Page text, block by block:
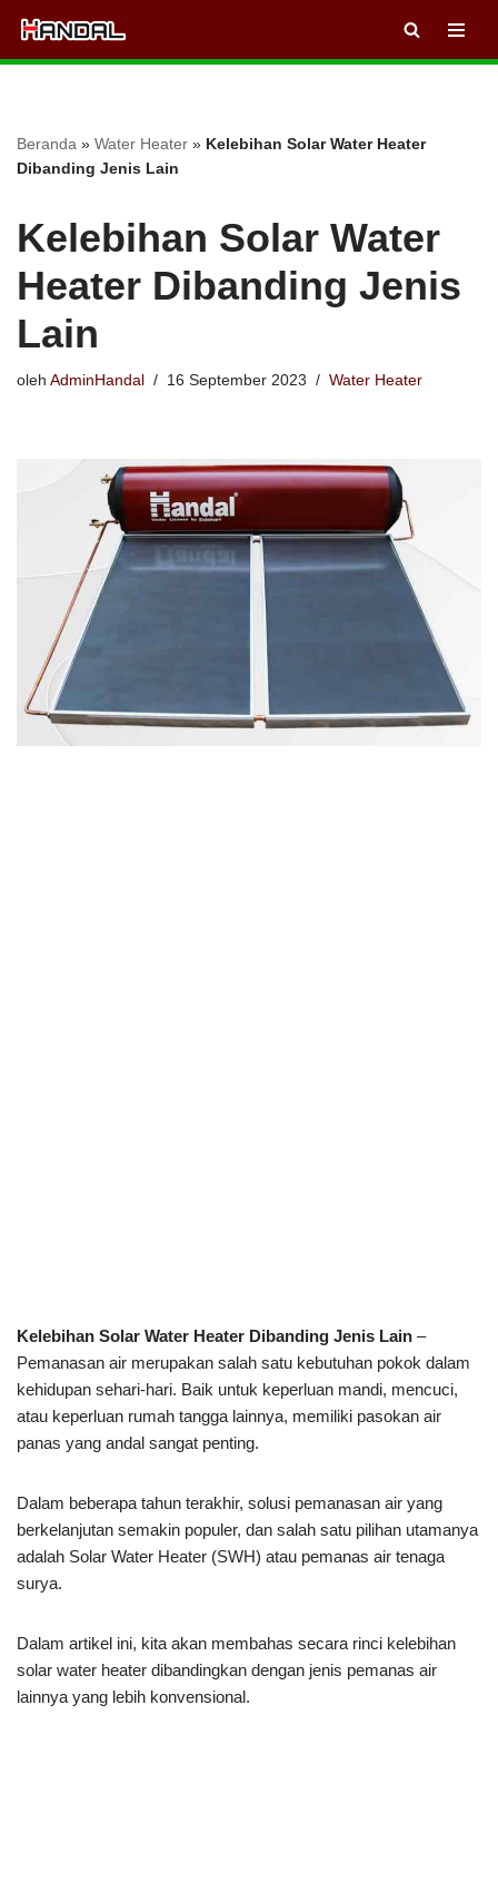
Lompat
Beranda » Water Heater » Kelebihan Solar Water Heater
Dibanding Jenis Lain
Kelebihan Solar Water
Heater Dibanding Jenis
Lain
oleh AdminHandal 16 September 2023 Water Heater
Kelebihan Solar Water Heater Dibanding Jenis Lain –
Pemanasan air merupakan salah satu kebutuhan pokok dalam
kehidupan sehari-hari. Baik untuk keperluan mandi, mencuci,
atau keperluan rumah tangga lainnya, memiliki pasokan air
panas yang andal sangat penting.
Dalam beberapa tahun terakhir, solusi pemanasan air yang
berkelanjutan semakin populer, dan salah satu pilihan utamanya
adalah Solar Water Heater (SWH) atau pemanas air tenaga
surya.
Dalam artikel ini, kita akan membahas secara rinci kelebihan
solar water heater dibandingkan dengan jenis pemanas air
lainnya yang lebih konvensional.